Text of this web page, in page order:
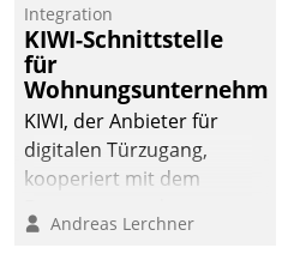
Integration
KIWI-Schnittstelle
für
Wohnungsunternehmen
KIWI, der Anbieter für
digitalen Türzugang,
kooperiert mit dem
Softwareentwicklungshaus
Andreas Lerchner